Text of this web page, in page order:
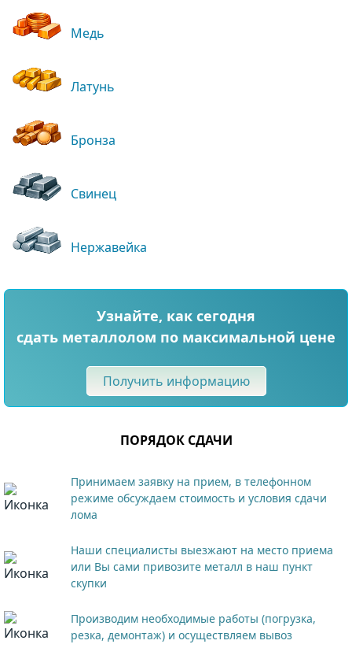
Медь
Латунь
Бронза
Свинец
Нержавейка
Узнайте, как сегодня
сдать металлолом по максимальной цене
Получить информацию
ПОРЯДОК СДАЧИ
Принимаем заявку на прием, в телефонном
режиме обсуждаем стоимость и условия сдачи
лома
Наши специалисты выезжают на место приема
или Вы сами привозите металл в наш пункт
скупки
Производим необходимые работы (погрузка,
резка, демонтаж) и осуществляем вывоз